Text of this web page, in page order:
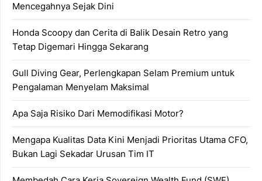
Mencegahnya Sejak Dini
Honda Scoopy dan Cerita di Balik Desain Retro yang
Tetap Digemari Hingga Sekarang
Gull Diving Gear, Perlengkapan Selam Premium untuk
Pengalaman Menyelam Maksimal
Apa Saja Risiko Dari Memodifikasi Motor?
Mengapa Kualitas Data Kini Menjadi Prioritas Utama CFO,
Bukan Lagi Sekadar Urusan Tim IT